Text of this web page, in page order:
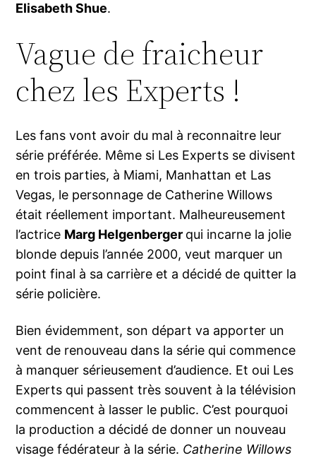
Elisabeth Shue.
Vague de fraicheur
chez les Experts !
Les fans vont avoir du mal à reconnaitre leur
série préférée. Même si Les Experts se divisent
en trois parties, à Miami, Manhattan et Las
Vegas, le personnage de Catherine Willows
était réellement important. Malheureusement
l’actrice Marg Helgenberger qui incarne la jolie
blonde depuis l’année 2000, veut marquer un
point final à sa carrière et a décidé de quitter la
série policière.
Bien évidemment, son départ va apporter un
vent de renouveau dans la série qui commence
à manquer sérieusement d’audience. Et oui Les
Experts qui passent très souvent à la télévision
commencent à lasser le public. C’est pourquoi
la production a décidé de donner un nouveau
visage fédérateur à la série. Catherine Willows